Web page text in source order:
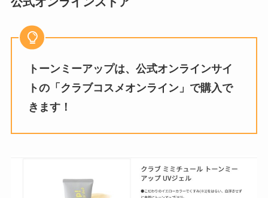
トーンミーアップは、公式オンラインサイ
トの「クラブコスメオンライン」で購入で
きます！